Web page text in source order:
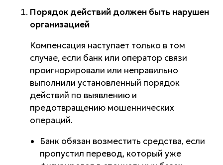
Порядок действий должен быть нарушен
организацией
Компенсация наступает только в том
случае, если банк или оператор связи
проигнорировали или неправильно
выполнили установленный порядок
действий по выявлению и
предотвращению мошеннических
операций.
Банк обязан возместить средства, если
пропустил перевод, который уже